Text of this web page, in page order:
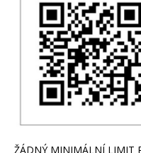
ŽÁDNÝ MINIMÁLNÍ LIMIT